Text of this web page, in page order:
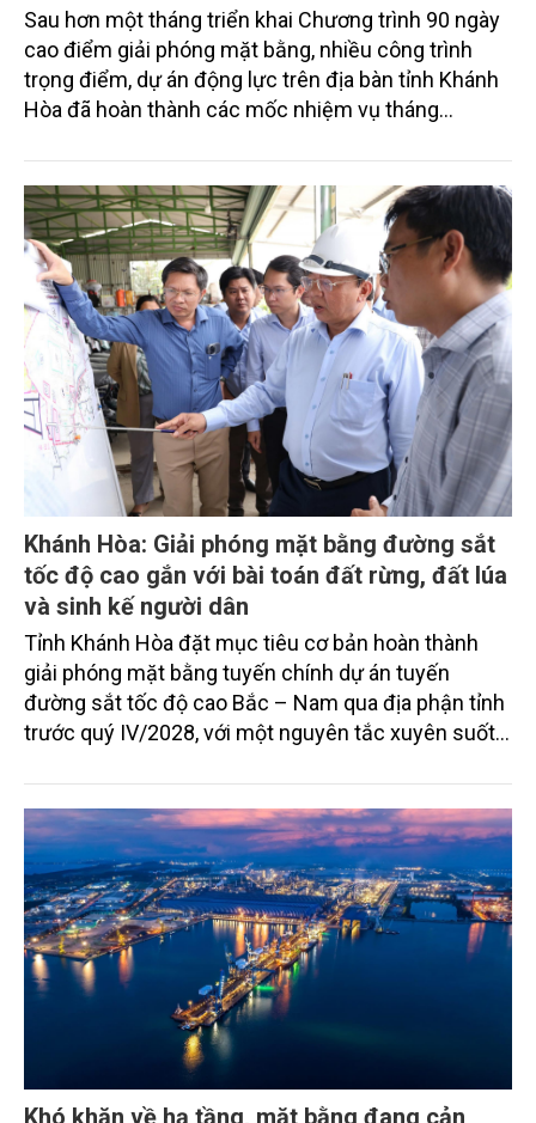
Sau hơn một tháng triển khai Chương trình 90 ngày
cao điểm giải phóng mặt bằng, nhiều công trình
trọng điểm, dự án động lực trên địa bàn tỉnh Khánh
Hòa đã hoàn thành các mốc nhiệm vụ tháng
vụ tháng 8 và tháng 9 đang được tiếp tục triển khai
với tiến độ khác nhau.
Khánh Hòa: Giải phóng mặt bằng đường sắt
tốc độ cao gắn với bài toán đất rừng, đất lúa
và sinh kế người dân
Tỉnh Khánh Hòa đặt mục tiêu cơ bản hoàn thành
giải phóng mặt bằng tuyến chính dự án tuyến
đường sắt tốc độ cao Bắc – Nam qua địa phận tỉnh
trước quý IV/2028, với một nguyên tắc xuyên suốt:
Khó khăn về hạ tầng, mặt bằng đang cản